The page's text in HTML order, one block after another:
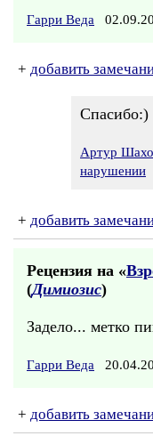
Гарри Веда
+ добавить
Спасибо:)
Артур
нарушении
+ добавить
Рецензия на «
(Димиозис)
Задело... метко
Гарри Веда
+ добавить